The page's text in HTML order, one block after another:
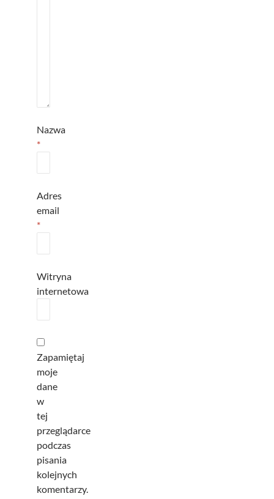
Nazwa
*
Adres
email
*
Witryna
internetowa
Zapamiętaj
moje
dane
w
tej
przeglądarce
podczas
pisania
kolejnych
komentarzy.